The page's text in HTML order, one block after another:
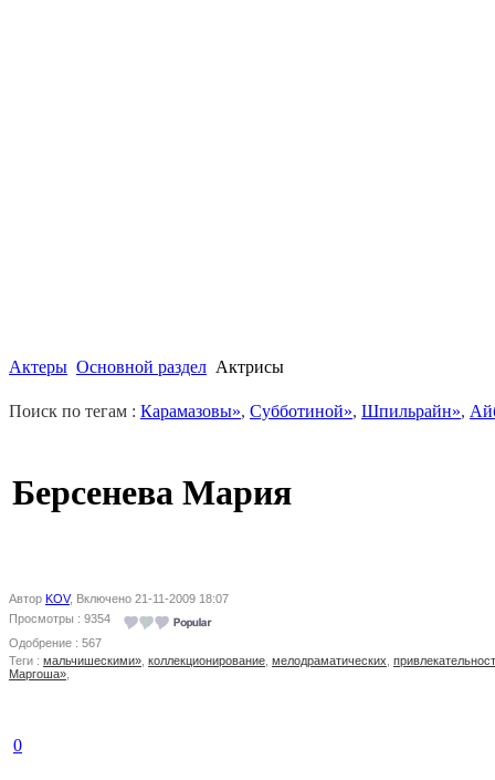
Актеры Основной раздел Актрисы
Поиск по тегам : Карамазовы», Субботиной», Шпильрайн»,
Берсенева Мария
Автор KOV, Включено 21-11-2009 18:07
Просмотры : 9354
Одобрение : 567
Теги : мальчишескими» коллекционирование мелодраматических
Маргоша»
0